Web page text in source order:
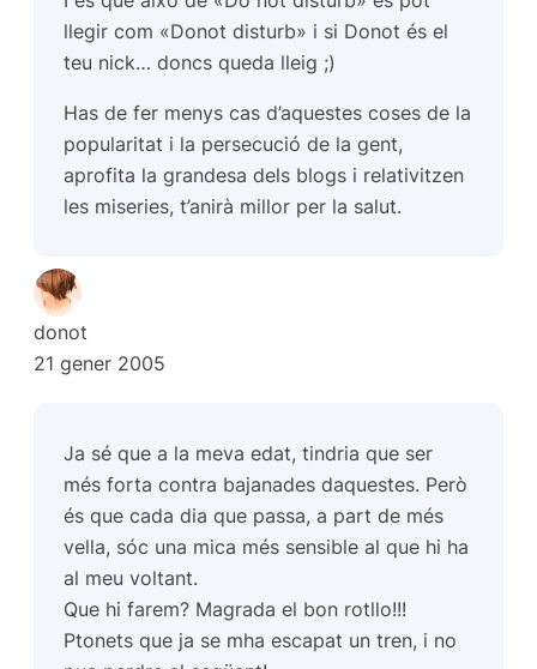
llegir com «Donot disturb» i si Donot és el
teu nick… doncs queda lleig ;)
Has de fer menys cas d’aquestes coses de la
popularitat i la persecució de la gent,
aprofita la grandesa dels blogs i relativitzen
les miseries, t’anirà millor per la salut.
donot
21 gener 2005
Ja sé que a la meva edat, tindria que ser
més forta contra bajanades daquestes. Però
és que cada dia que passa, a part de més
vella, sóc una mica més sensible al que hi ha
al meu voltant.
Que hi farem? Magrada el bon rotllo!!!
Ptonets que ja se mha escapat un tren, i no